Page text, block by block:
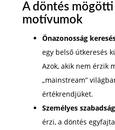
A döntés
motívumok
Önazonosság
egy belső útkeresés
Azok, akik nem érzik
„mainstream”
értékrendjüket.
Személyes
érzi, a döntés